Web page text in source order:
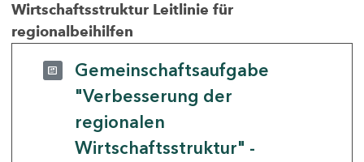
Wirtschaftsstruktur Leitlinie für
regionalbeihilfen
Gemeinschaftsaufgabe
"Verbesserung der
regionalen
Wirtschaftsstruktur" -